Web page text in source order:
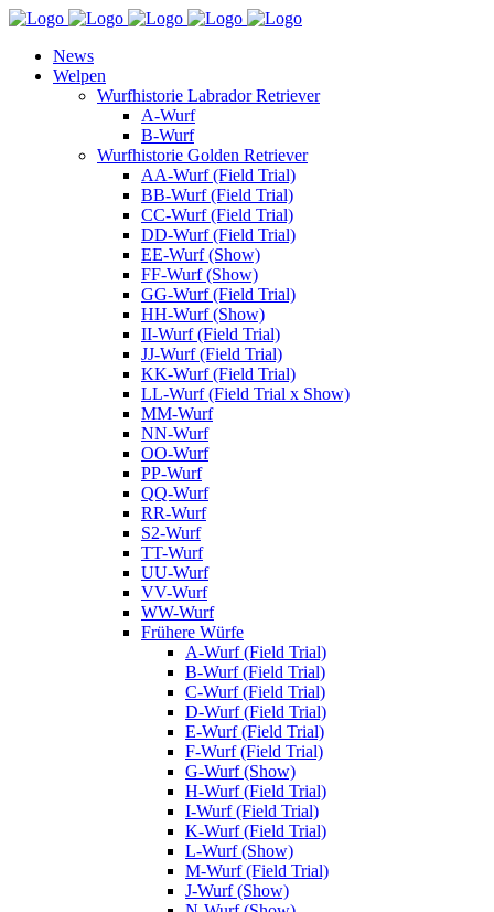
News
Welpen
Wurfhistorie Labrador Retriever
A-Wurf
B-Wurf
Wurfhistorie Golden Retriever
AA-Wurf (Field Trial)
BB-Wurf (Field Trial)
CC-Wurf (Field Trial)
DD-Wurf (Field Trial)
EE-Wurf (Show)
FF-Wurf (Show)
GG-Wurf (Field Trial)
HH-Wurf (Show)
II-Wurf (Field Trial)
JJ-Wurf (Field Trial)
KK-Wurf (Field Trial)
LL-Wurf (Field Trial x Show)
MM-Wurf
NN-Wurf
OO-Wurf
PP-Wurf
QQ-Wurf
RR-Wurf
S2-Wurf
TT-Wurf
UU-Wurf
VV-Wurf
WW-Wurf
Frühere Würfe
A-Wurf (Field Trial)
B-Wurf (Field Trial)
C-Wurf (Field Trial)
D-Wurf (Field Trial)
E-Wurf (Field Trial)
F-Wurf (Field Trial)
G-Wurf (Show)
H-Wurf (Field Trial)
I-Wurf (Field Trial)
K-Wurf (Field Trial)
L-Wurf (Show)
M-Wurf (Field Trial)
J-Wurf (Show)